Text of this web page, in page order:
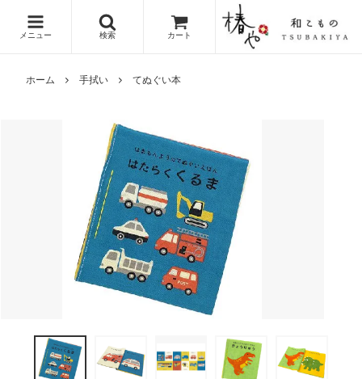
メニュー 検索 カート
ホーム 手拭い てぬぐい本